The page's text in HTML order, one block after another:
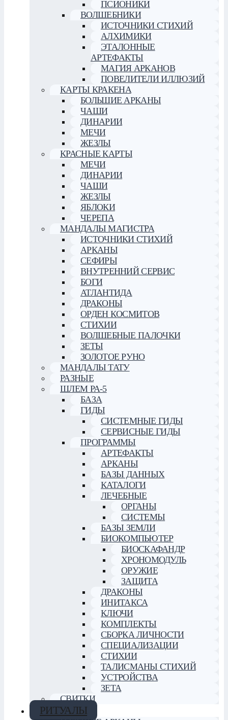
ПСИОНИКИ
ВОЛШЕБНИКИ
ИСТОЧНИКИ СТИХИЙ
АЛХИМИКИ
ЭТАЛОННЫЕ
АРТЕФАКТЫ
МАГИЯ АРКАНОВ
ПОВЕЛИТЕЛИ ИЛЛЮЗИЙ
КАРТЫ КРАКЕНА
БОЛЬШИЕ АРКАНЫ
ЧАШИ
ДИНАРИИ
МЕЧИ
ЖЕЗЛЫ
КРАСНЫЕ КАРТЫ
МЕЧИ
ДИНАРИИ
ЧАШИ
ЖЕЗЛЫ
ЯБЛОКИ
ЧЕРЕПА
МАНДАЛЫ МАГИСТРА
ИСТОЧНИКИ СТИХИЙ
АРКАНЫ
СЕФИРЫ
ВНУТРЕННИЙ СЕРВИС
БОГИ
АТЛАНТИДА
ДРАКОНЫ
ОРДЕН КОСМИТОВ
СТИХИИ
ВОЛШЕБНЫЕ ПАЛОЧКИ
ЗЕТЫ
ЗОЛОТОЕ РУНО
МАНДАЛЫ ТАТУ
РАЗНЫЕ
ШЛЕМ РА-5
БАЗА
ГИДЫ
СИСТЕМНЫЕ ГИДЫ
СЕРВИСНЫЕ ГИДЫ
ПРОГРАММЫ
АРТЕФАКТЫ
АРКАНЫ
БАЗЫ ДАННЫХ
КАТАЛОГИ
ЛЕЧЕБНЫЕ
ОРГАНЫ
СИСТЕМЫ
БАЗЫ ЗЕМЛИ
БИОКОМПЬЮТЕР
БИОСКАФАНДР
ХРОНОМОДУЛЬ
ОРУЖИЕ
ЗАЩИТА
ДРАКОНЫ
ИНИТАКСА
КЛЮЧИ
КОМПЛЕКТЫ
СБОРКА ЛИЧНОСТИ
СПЕЦИАЛИЗАЦИИ
СТИХИИ
ТАЛИСМАНЫ СТИХИЙ
УСТРОЙСТВА
ЗЕТА
СВИТКИ
РИТУАЛЫ